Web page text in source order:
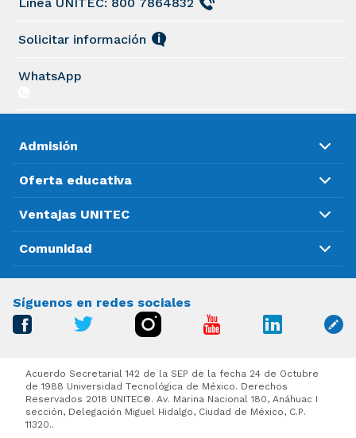
Solicitar información
WhatsApp
Admisión
Oferta educativa
Ventajas UNITEC
Comunidad
Síguenos en redes sociales
Acuerdo Secretarial 142 de la SEP de la fecha 24 de Octubre
de 1988 Universidad Tecnológica de México. Derechos
Reservados 2018 UNITEC®. Av. Marina Nacional 180, Anáhuac I
sección, Delegación Miguel Hidalgo, Ciudad de México, C.P.
11320..